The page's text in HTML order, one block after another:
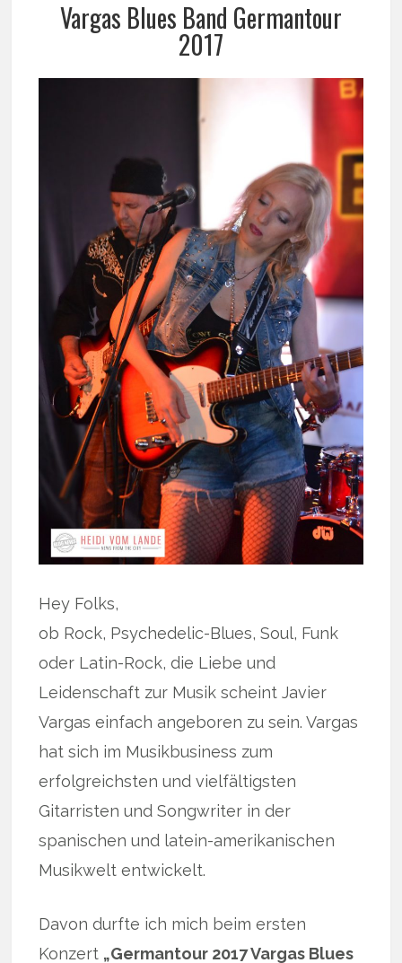
Vargas Blues Band Germantour
2017
Hey Folks,
ob Rock, Psychedelic-Blues, Soul, Funk
oder Latin-Rock, die Liebe und
Leidenschaft zur Musik scheint Javier
Vargas einfach angeboren zu sein. Vargas
hat sich im Musikbusiness zum
erfolgreichsten und vielfältigsten
Gitarristen und Songwriter in der
spanischen und latein-amerikanischen
Musikwelt entwickelt.
Davon durfte ich mich beim ersten
Konzert „Germantour 2017 Vargas Blues